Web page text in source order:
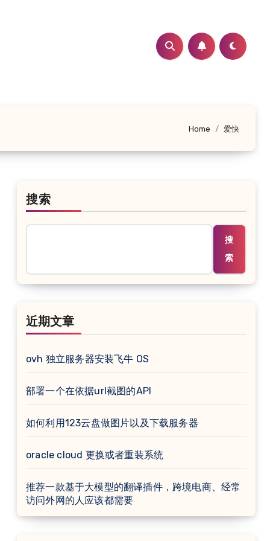
Home 爱快
搜索
搜
索
近期文章
ovh 独立服务器安装飞牛 OS
部署一个在依据url截图的API
如何利用123云盘做图片以及下载服务器
oracle cloud 更换或者重装系统
推荐一款基于大模型的翻译插件，跨境电商、经常
访问外网的人应该都需要